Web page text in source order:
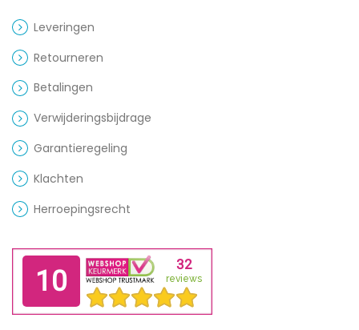
Leveringen
Retourneren
Betalingen
Verwijderingsbijdrage
Garantieregeling
Klachten
Herroepingsrecht